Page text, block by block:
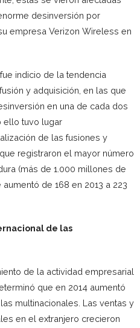
desinversión por
empresa Verizon Wireless en
indicio de la tendencia
y adquisición, en las que
en una de cada dos
ello tuvo lugar
de las fusiones y
registraron el mayor número
(más de 1.000 millones de
de 168 en 2013 a 223
de las
de la actividad empresarial
que en 2014 aumentó
multinacionales. Las ventas y
en el extranjero crecieron